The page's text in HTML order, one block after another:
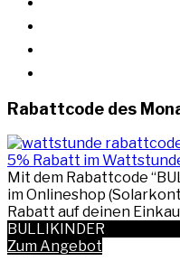
Rabattcode des
5% Rabatt im
Mit dem Rabattcode
im Onlineshop
Rabatt auf deinen
BULLIKINDER
Zum Angebot